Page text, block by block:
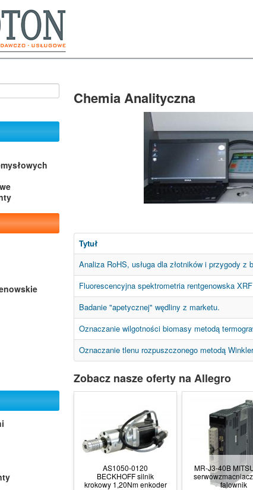
Chemia Analityczna
Tytuł
Analiza RoHS, usługa dla złotników i przygody z
Fluorescencyjna spektrometria rentgenowska XRF
Badanie "apetycznej" wędliny z marketu.
Oznaczanie wilgotności biomasy metodą
Oznaczanie tlenu rozpuszczonego metodą
Zobacz nasze oferty na Allegro
AS1050-0120
BECKHOFF silnik
krokowy 1,20Nm enkoder
MR-J3-40B
falownik